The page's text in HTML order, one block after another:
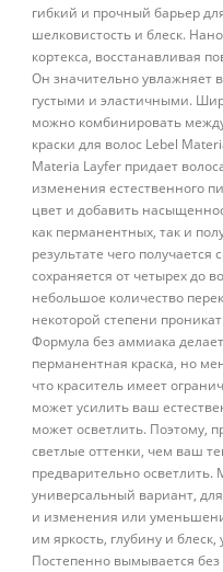
гибкий и прочный барьер
шелковистость и блеск.
кортекса, восстанавливая
Он значительно увлажняет
густыми и эластичными.
можно комбинировать
краски для волос Lebel
Materia Layfer придает
изменения естественного
цвет и добавить
как перманентных, так и
результате чего
сохраняется от четырех до
небольшое количество
некоторой степени
Формула без аммиака
перманентная краска, но
что краситель имеет
может усилить ваш
может осветлить. Поэтому,
светлые оттенки, чем ваш
предварительно осветлить.
универсальный вариант,
и изменения или
им яркость, глубину и
Постепенно вымывается